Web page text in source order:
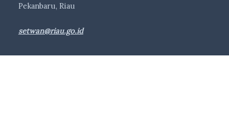
Pekanbaru, Riau
setwan@riau.go.id